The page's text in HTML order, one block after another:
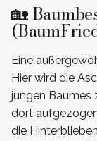
🏡
Eine
Hier wird die
jungen Baumes
dort
die